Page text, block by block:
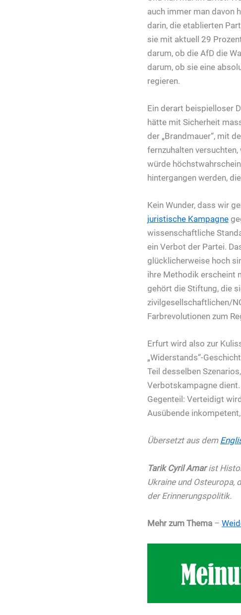
auch immer man davon
darin, die etablierten
sie mit aktuell 29
darum, ob die AfD die
darum, ob sie eine
regieren.
Ein derart beispielloser
hätte mit Sicherheit
der „Brandmauer“, mit
fernzuhalten
würde
hintergangen werden,
Kein Wunder, dass wir
juristische Kampagne
wissenschaftliche
ein Verbot der Partei.
glücklicherweise hoch
ihre Methodik erscheint
gehört die Stiftung, die
zivilgesellschaftlichen/
Farbrevolutionen zum
Erfurt wird also zur
„Widerstands“-
Teil desselben
Verbotskampagne
Gegenteil: Verteidigt
Ausübende
Übersetzt aus dem
Tarik Cyril Amarist
Ukraine und Osteuropa,
der Erinnerungspolitik.
Mehr zum Thema –